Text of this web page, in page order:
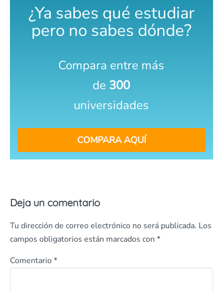
¿Ya sabes qué estudiar
pero no sabes dónde?
Compara entre más
de 300
universidades
COMPARA AQUÍ
Deja un comentario
Tu dirección de correo electrónico no será publicada. Los
campos obligatorios están marcados con *
Comentario *